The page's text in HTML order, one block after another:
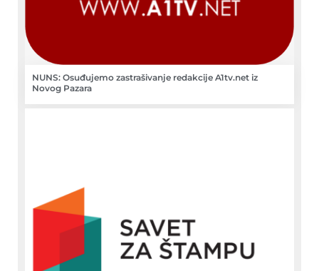
NUNS: Osuđujemo zastrašivanje redakcije A1tv.net iz
Novog Pazara